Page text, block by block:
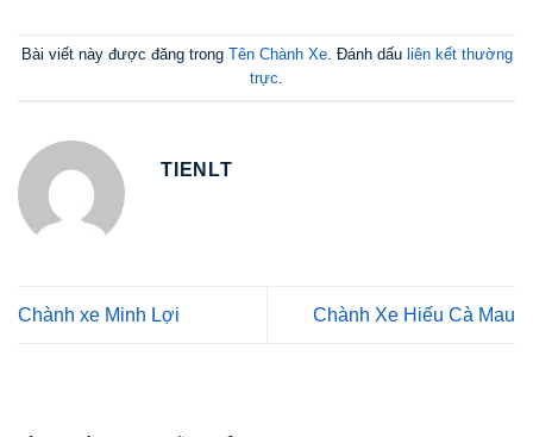
Bài viết này được đăng trong Tên Chành Xe. Đánh dấu liên kết thường
trực.
TIENLT
Chành xe Minh Lợi Chành Xe Hiếu Cà Mau